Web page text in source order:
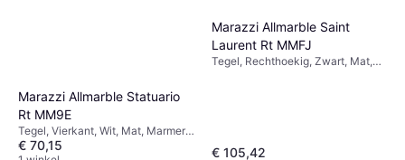
Marazzi Allmarble Statuario
Rt MM9E
Tegel, Vierkant, Wit, Mat, Marmer,
Keramiek, Breedte: 60cm, Lengte:
€ 70,15
Marazzi Allmarble Saint
Laurent Rt MMFJ
Tegel, Rechthoekig, Zwart, Mat,
€ 105,42